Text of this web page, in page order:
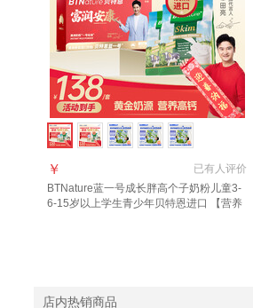
已有人评价
￥
BTNature蓝一号成长胖高个子奶粉儿童3-
6-15岁以上学生青少年贝特恩进口 【营养
店内热销商品